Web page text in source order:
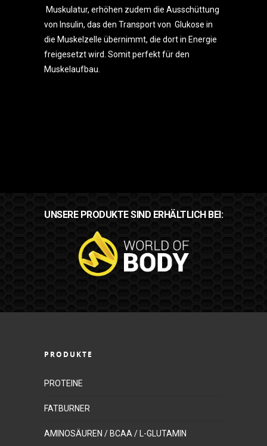
Muskulatur, erhöhen zudem die Ausschüttung
von Insulin, das den Transport von Glukose in
die Muskelzelle übernimmt, die dort in Energie
freigesetzt wird. Somit perfekt für den
Muskelaufbau.
UNSERE PRODUKTE SIND ERHÄLTLICH BEI:
PRODUKTE
PROTEINE
FATBURNER
AMINOSÄUREN / BCAA / L-GLUTAMIN